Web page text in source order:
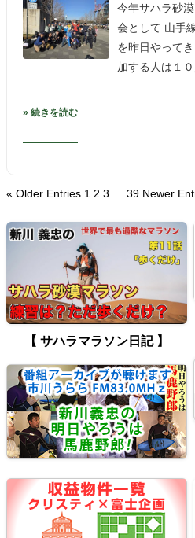
今年サハラ砂
会として 山手
を昨日やって
加する人は１
» 続きを読む
« Older Entries 1 2 3 39 Newer
【 サハラマラソン日記 】